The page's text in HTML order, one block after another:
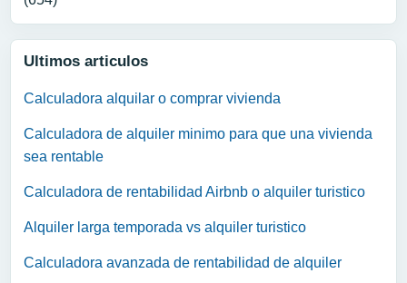
Ultimos articulos
Calculadora alquilar o comprar vivienda
Calculadora de alquiler minimo para que una vivienda
sea rentable
Calculadora de rentabilidad Airbnb o alquiler turistico
Alquiler larga temporada vs alquiler turistico
Calculadora avanzada de rentabilidad de alquiler